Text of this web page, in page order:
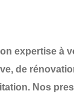
expertise à
, de
Nos